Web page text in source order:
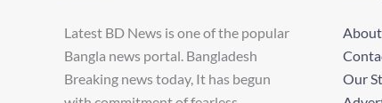
Latest BD News is one of the popular
Bangla news portal. Bangladesh
Breaking news today, It has begun
Our